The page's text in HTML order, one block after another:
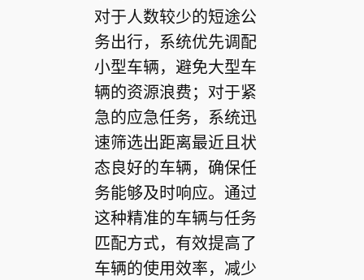
对于人数较少的短途公
务出行，系统优先调配
小型车辆，避免大型车
辆的资源浪费；对于紧
急的应急任务，系统迅
速筛选出距离最近且状
态良好的车辆，确保任
务能够及时响应。通过
这种精准的车辆与任务
匹配方式，有效提高了
车辆的使用效率，减少